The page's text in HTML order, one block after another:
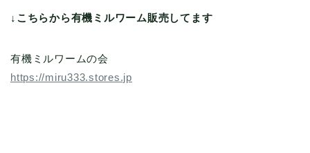
↓こちらから有機ミルワーム販売してます
有機ミルワームの会
https://miru333.stores.jp